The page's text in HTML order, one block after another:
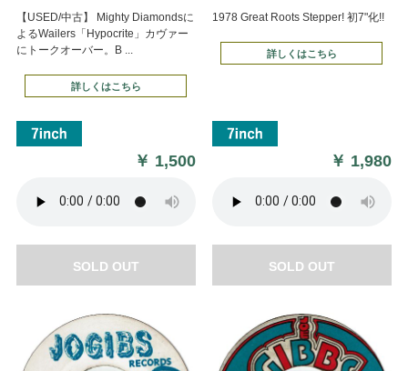
【USED/中古】 Mighty Diamondsに
よるWailers「Hypocrite」カヴァー
にトークオーバー。B ...
詳しくはこちら
￥ 1,500
SOLD OUT
1978 Great Roots Stepper! 初7"化!!
詳しくはこちら
￥ 1,980
SOLD OUT